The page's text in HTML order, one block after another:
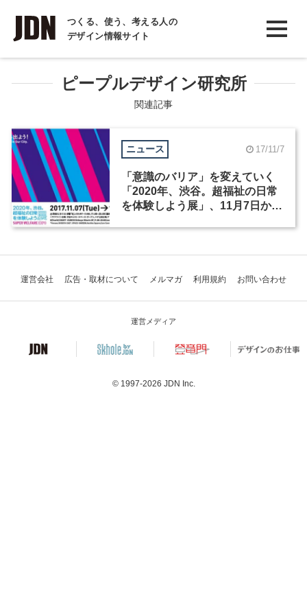
つくる、使う、考える人の
デザイン情報サイト
INTERVIEW
インタビュー
REPORT
COLUMN
コラム
ピープルデザイン研究所
関連記事
ニュース 17/11/7
「意識のバリア」を変えていく
「2020年、渋谷。超福祉の日常
を体験しよう展」、11月7日から
運営会社 広告・取材について メルマガ 利用規約 お問い合わせ
運営メディア
© 1997-2026 JDN Inc.